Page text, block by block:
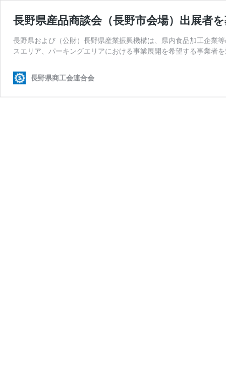
長野県産品商談会（長野市会場）出展者
長野県および（公財）長野県産業振興機構は、県内食品加工企業
スエリア、パーキングエリアにおける事業展開を希望する事業者
長野県商工会連合会